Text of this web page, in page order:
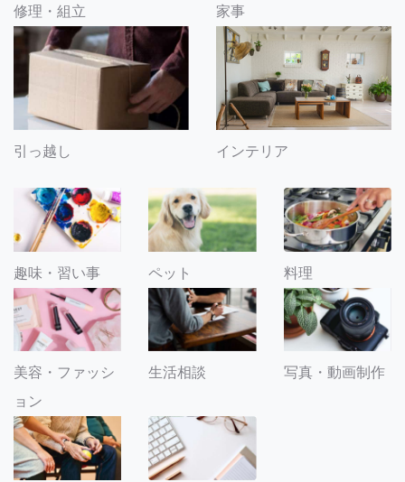
修理・組立 家事
引っ越し インテリア
趣味・習い事 ペット 料理
美容・ファッシ
ョン
生活相談 写真・動画制作